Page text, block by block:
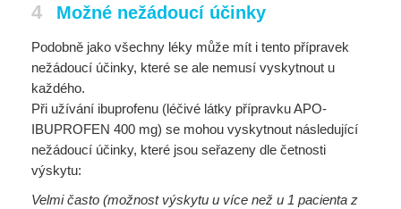
4 Možné nežádoucí účinky
Podobně jako všechny léky může mít i tento přípravek
nežádoucí účinky, které se ale nemusí vyskytnout u
každého.
Při užívání ibuprofenu (léčivé látky přípravku APO-
IBUPROFEN 400 mg) se mohou vyskytnout následující
nežádoucí účinky, které jsou seřazeny dle četnosti
výskytu:
Velmi často (možnost výskytu u více než u 1 pacienta z